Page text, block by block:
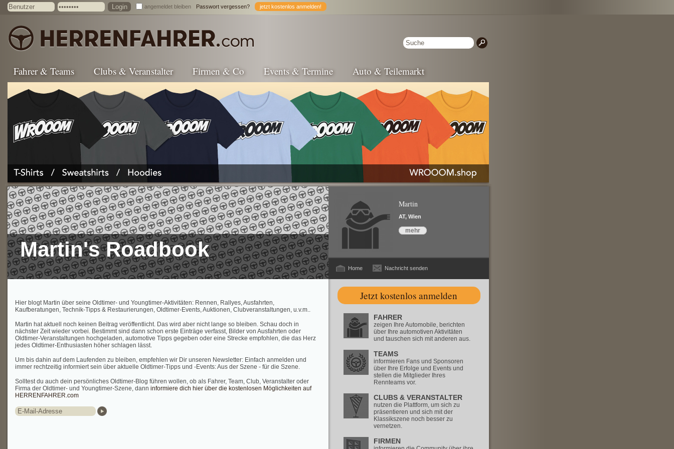
angemeldet bleiben Passwort vergessen? jetzt kostenlos anmelden!
Fahrer & Teams Clubs & Veranstalter Firmen & Co Events & Termine Auto & Teilemarkt
Martin's Roadbook
Martin
AT, Wien
mehr
Home Nachricht senden
Hier blogt Martin über seine Oldtimer- und Youngtimer-Aktivitäten: Rennen, Rallyes, Ausfahrten,
Kaufberatungen, Technik-Tipps & Restaurierungen, Oldtimer-Events, Auktionen, Clubveranstaltungen, u.v.m..
Martin hat aktuell noch keinen Beitrag veröffentlicht. Das wird aber nicht lange so bleiben. Schau doch in
nächster Zeit wieder vorbei. Bestimmt sind dann schon erste Einträge verfasst, Bilder von Ausfahrten oder
Oldtimer-Veranstaltungen hochgeladen, automotive Tipps gegeben oder eine Strecke empfohlen, die das Herz
jedes Oldtimer-Enthusiasten höher schlagen lässt.
Um bis dahin auf dem Laufenden zu bleiben, empfehlen wir Dir unseren Newsletter: Einfach anmelden und
immer rechtzeitig informiert sein über aktuelle Oldtimer-Tipps und -Events: Aus der Szene - für die Szene.
Solltest du auch dein persönliches Oldtimer-Blog führen wollen, ob als Fahrer, Team, Club, Veranstalter oder
Firma der Oldtimer- und Youngtimer-Szene, dann informiere dich hier über die kostenlosen Möglichkeiten auf
HERRENFAHRER.com
Jetzt kostenlos anmelden
FAHRER
zeigen Ihre Automobile, berichten
über Ihre automotiven Aktivitäten
und tauschen sich mit anderen aus.
TEAMS
informieren Fans und Sponsoren
über Ihre Erfolge und Events und
stellen die Mitglieder Ihres
Rennteams vor.
CLUBS & VERANSTALTER
nutzen die Plattform, um sich zu
präsentieren und sich mit der
Klassikszene noch besser zu
vernetzen.
FIRMEN